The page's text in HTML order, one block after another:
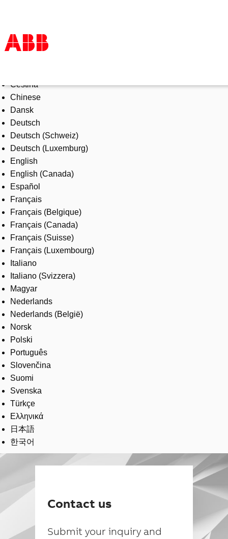
Products & Solutions
Industries
Services
About us
Where to buy
Contact us
Careers
Čeština
Chinese
Dansk
Deutsch
Deutsch (Schweiz)
Deutsch (Luxemburg)
English
English (Canada)
Español
Français
Français (Belgique)
Français (Canada)
Français (Suisse)
Français (Luxembourg)
Italiano
Italiano (Svizzera)
Magyar
Nederlands
Nederlands (België)
Norsk
Polski
Português
Slovenčina
Suomi
Svenska
Türkçe
Ελληνικά
日本語
한국어
Contact us
Submit your inquiry and